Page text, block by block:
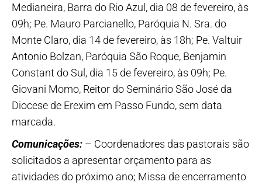
Medianeira, Barra do Rio Azul, dia 08 de fevereiro, às
09h; Pe. Mauro Parcianello, Paróquia N. Sra. do
Monte Claro, dia 14 de fevereiro, às 18h; Pe. Valtuir
Antonio Bolzan, Paróquia São Roque, Benjamin
Constant do Sul, dia 15 de fevereiro, às 09h; Pe.
Giovani Momo, Reitor do Seminário São José da
Diocese de Erexim em Passo Fundo, sem data
marcada.
Comunicações: – Coordenadores das pastorais são
solicitados a apresentar orçamento para as
atividades do próximo ano; Missa de encerramento